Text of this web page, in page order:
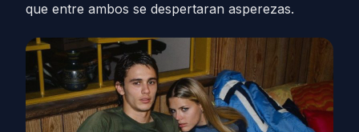
que entre ambos se despertaran asperezas.